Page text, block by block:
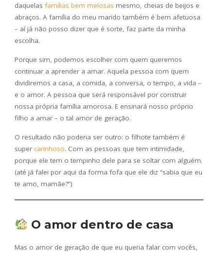
daquelas famílias bem melosas mesmo, cheias de beijos e
abraços. A família do meu marido também é bem afetuosa
– aí já não posso dizer que é sorte, faz parte da minha
escolha.
Porque sim, podemos escolher com quem queremos
continuar a aprender a amar. Aquela pessoa com quem
dividiremos a casa, a comida, a conversa, o tempo, a vida –
e o amor. A pessoa que será responsável por construir
nossa própria família amorosa. E ensinará nosso próprio
filho a amar – o tal amor de geração.
O resultado não poderia ser outro: o filhote também é
super carinhoso. Com as pessoas que tem intimidade,
porque ele tem o tempinho dele para se soltar com alguém.
(até já falei por aqui da forma fofa que ele diz “sabia que eu
te amo, mamãe?”)
O amor dentro de casa
Mas o amor de geração de que eu queria falar com vocês,